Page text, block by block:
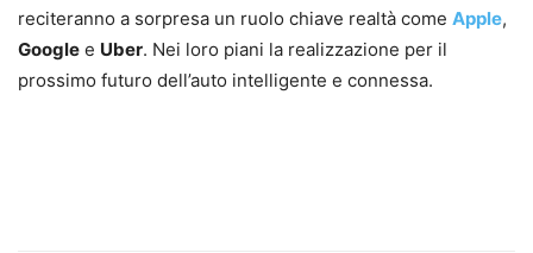
reciteranno a sorpresa un ruolo chiave realtà come Apple,
Google e Uber. Nei loro piani la realizzazione per il
prossimo futuro dell’auto intelligente e connessa.